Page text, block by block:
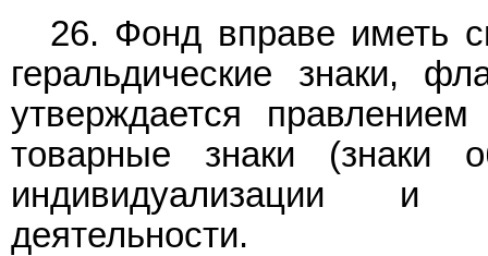
26. Фонд вправе иметь
геральдические знаки,
утверждается
товарные знаки (знаки
индивидуализации и
деятельности.